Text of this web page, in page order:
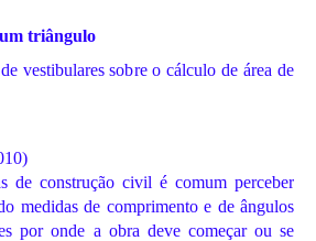
triângulo
vestibulares sobre o cálculo de área de
de construção civil é comum perceber
medidas de comprimento e de ângulos
por onde a obra deve começar ou se